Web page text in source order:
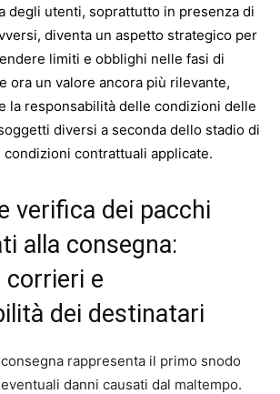
degli utenti, soprattutto in presenza di
diventa un aspetto strategico per
limiti e obblighi nelle fasi di
ora un valore ancora più rilevante,
la responsabilità delle condizioni delle
diversi a seconda dello stadio di
contrattuali applicate.
verifica dei pacchi
alla consegna:
corrieri e
dei destinatari
rappresenta il primo snodo
danni causati dal maltempo.